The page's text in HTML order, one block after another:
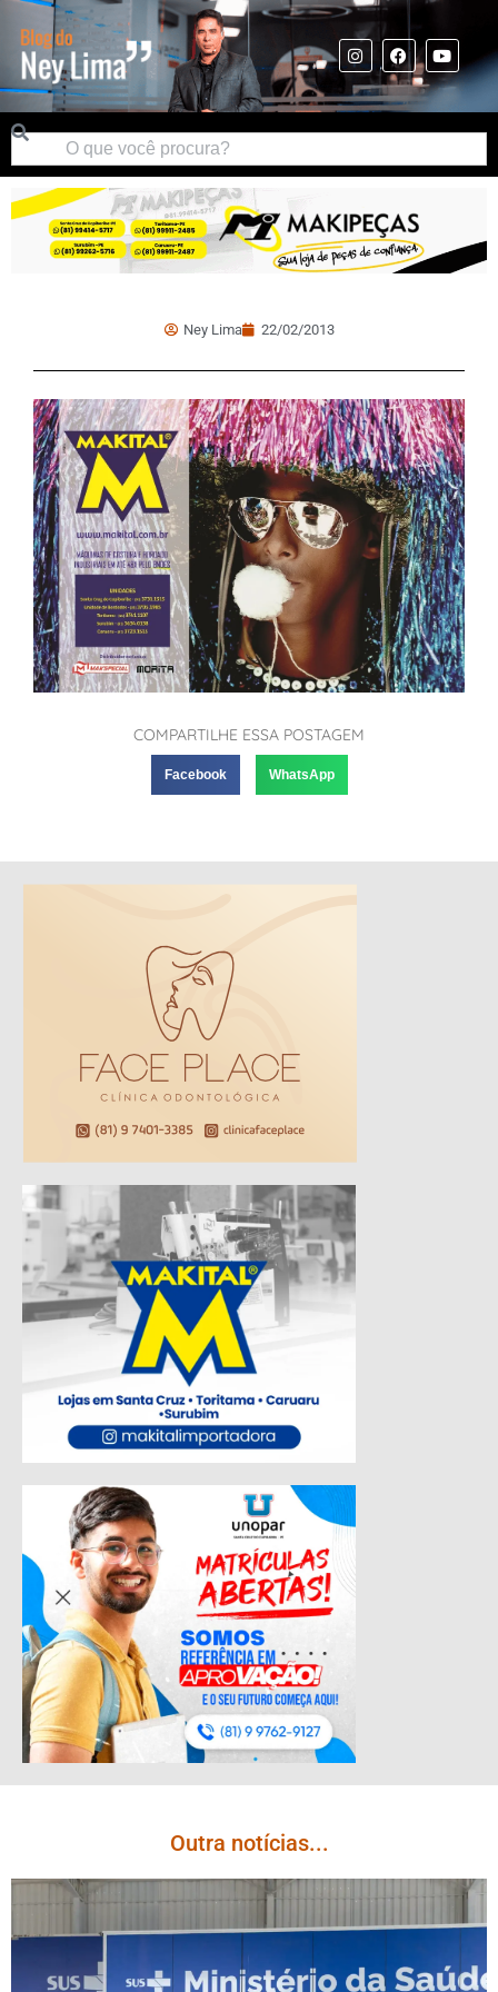
Ney Lima 22/02/2013
COMPARTILHE ESSA POSTAGEM
Facebook WhatsApp
Outra notícias...